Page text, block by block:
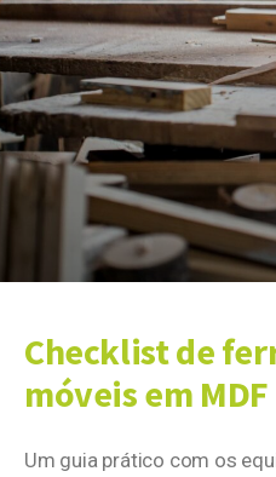
Checklist de
móveis em MDF
Um guia prático com os